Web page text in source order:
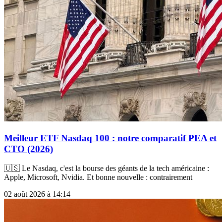
Meilleur ETF Nasdaq 100 : notre comparatif PEA et
CTO (2026)
🇺🇸 Le Nasdaq, c'est la bourse des géants de la tech américaine :
Apple, Microsoft, Nvidia. Et bonne nouvelle : contrairement
02 août 2026 à 14:14